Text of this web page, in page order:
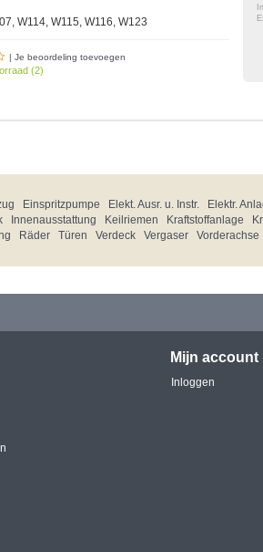
W114, W115, W116, W123
| Je beoordeling toevoegen
(2)
Einspritzpumpe Elekt. Ausr. u. Instr. Elektr.
Innenausstattung Keilriemen Kraftstoffanlage
Räder Türen Verdeck Vergaser Vorderachse
Mijn account
Inloggen